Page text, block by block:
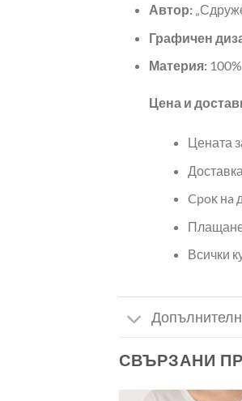
Автор:
Графичен
Материя:
Цена и
Цената
Cpoĸ нa
Плащане
Всички
СВЪРЗАНИ